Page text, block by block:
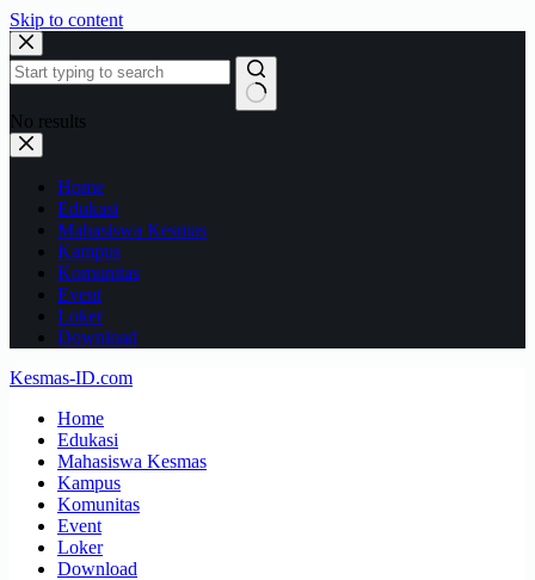
Skip to content
No results
Home
Edukasi
Mahasiswa Kesmas
Kampus
Komunitas
Event
Loker
Download
Kesmas-ID.com
Home
Edukasi
Mahasiswa Kesmas
Kampus
Komunitas
Event
Loker
Download